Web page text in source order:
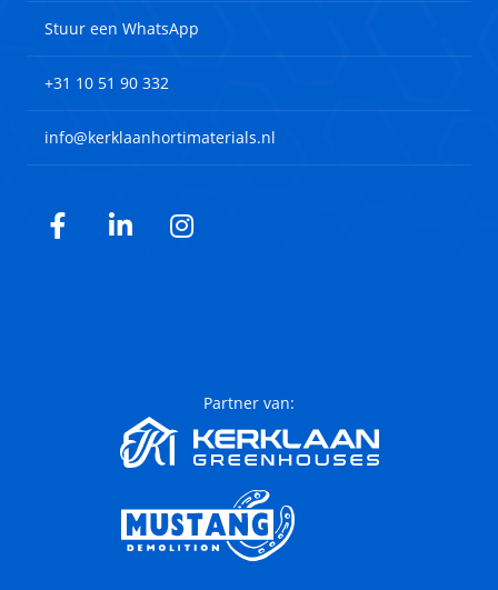
Stuur een WhatsApp
+31 10 51 90 332
info@kerklaanhortimaterials.nl
Facebook
LinkedInInstagram
Partner van: